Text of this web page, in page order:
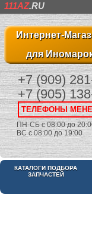
111AZ.RU
Интернет-
для
+7 (909)
+7 (905)
ТЕЛЕФОНЫ
ПН-СБ с 08:00 до
ВС с 08:00 до 19:00
КАТАЛОГИ ПОДБОРА
ЗАПЧАСТЕЙ